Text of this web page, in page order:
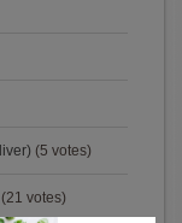
(5 votes)
(21 votes)